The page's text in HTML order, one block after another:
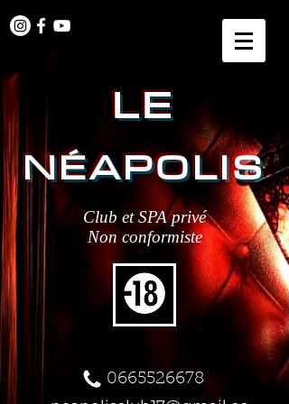
LE
NÉAPOLIS
Club et SPA privé
Non conformiste
0665526678